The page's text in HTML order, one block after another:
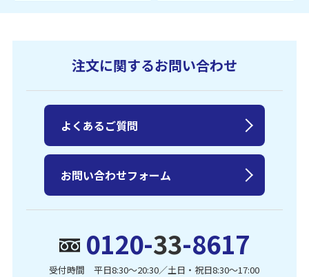
注文に関するお問い合わせ
0120-33-8617
受付時間 平日8:30〜20:30／土日・祝日8:30〜17:00
よくあるご質問
お問い合わせフォーム